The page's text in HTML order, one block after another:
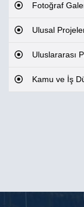
Fotoğraf
Ulusal
Uluslararası
Kamu ve İş